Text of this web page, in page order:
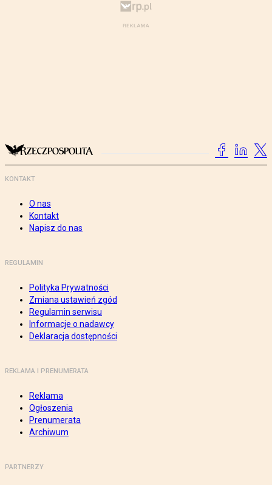
KONTAKT
O nas
Kontakt
Napisz do nas
REGULAMIN
Polityka Prywatności
Zmiana ustawień zgód
Regulamin serwisu
Informacje o nadawcy
Deklaracja dostępności
REKLAMA I PRENUMERATA
Reklama
Ogłoszenia
Prenumerata
Archiwum
PARTNERZY